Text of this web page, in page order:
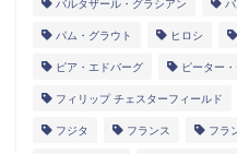
バルタザール・グラシアン
パム・グラウト ヒロシ
ピア・エドバーグ ピーター
フィリップ チェスターフィールド
フジタ フランス フラ